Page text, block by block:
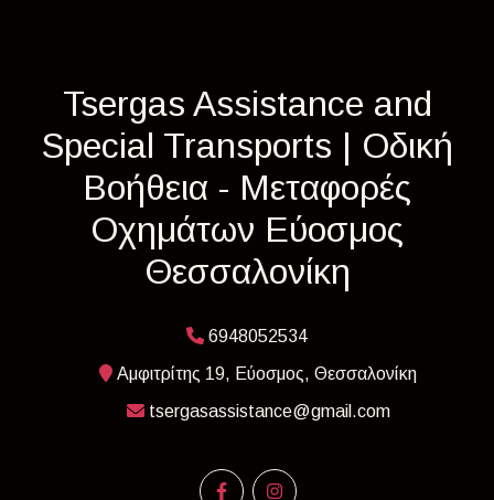
Tsergas Assistance and
Special Transports | Οδική
Βοήθεια - Μεταφορές
Οχημάτων Εύοσμος
Θεσσαλονίκη
6948052534
Αμφιτρίτης 19, Εύοσμος, Θεσσαλονίκη
tsergasassistance@gmail.com